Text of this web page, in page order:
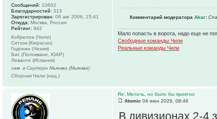
Комментарий модератора Akar:
Мало попасть в ворота, надо еще не
Свободные команды Чили
Реальные команды Чили
Сообщений: 10602
Благодарностей: 313
Зарегистрирован: 08 авг 2006, 15:41
Откуда: Москва, Россия
Рейтинг: 942
Кобрелоа (Чили)
Ситхок (Кюрасао)
Годонин (Чехия)
Бис (Полокване, ЮАР)
Леванте (Испания)
зам. в Саутерн Мьянма (Мьянма)
Сборная Чили (нац.)
Re: Мелочь, но было бы приятно
Atomic 04 июн 2026, 08:46
В дивизионах 2-4